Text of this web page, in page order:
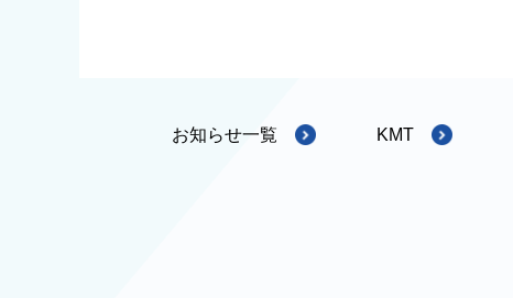
お知らせ一覧 KMT